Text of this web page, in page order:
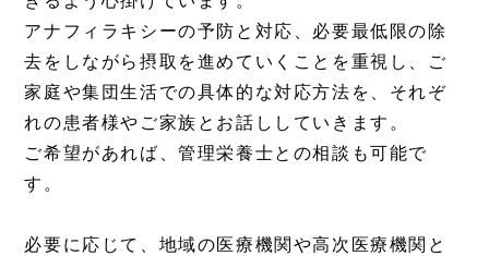
アナフィラキシーの予防と対応、必要最低限の除
去をしながら摂取を進めていくことを重視し、ご
家庭や集団生活での具体的な対応方法を、それぞ
れの患者様やご家族とお話ししていきます。
ご希望があれば、管理栄養士との相談も可能で
す。
必要に応じて、地域の医療機関や高次医療機関と